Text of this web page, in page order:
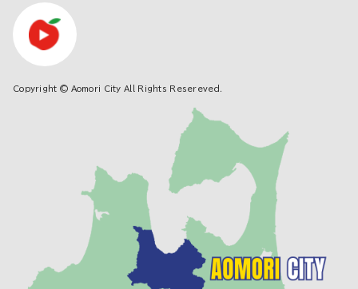
Copyright © Aomori City All Rights Resereved.